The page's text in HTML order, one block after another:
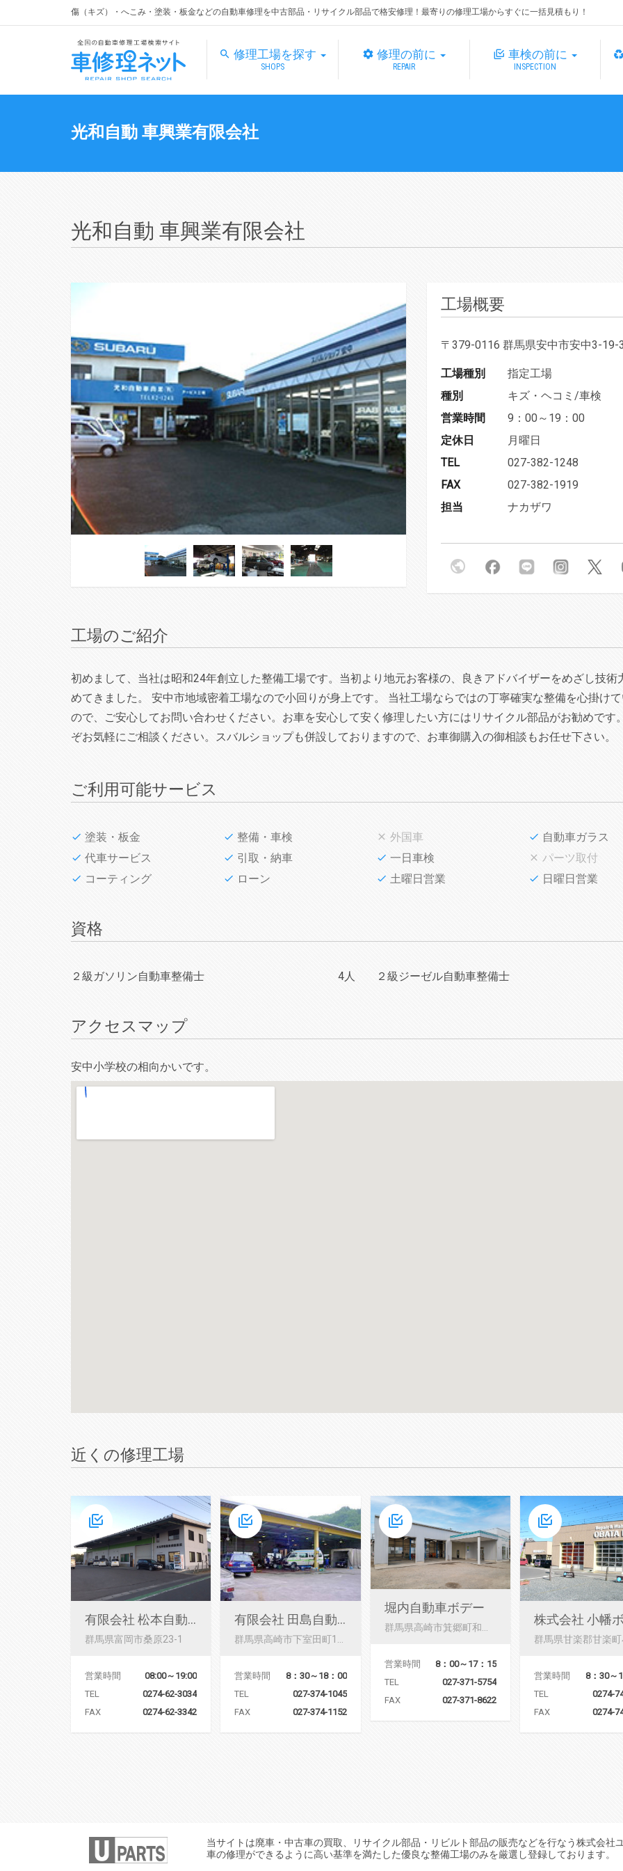
傷（キズ）・へこみ・塗装・板金などの自動車修理を中古部品・リサイクル部品で格安修理！最寄りの修理工場からすぐに一括見積もり！
修理工場を探す
SHOPS
修理の前に
REPAIR
車検の前に
INSPECTION
光和自動 車興業有限会社
光和自動 車興業有限会社
工場概要
〒379-0116 群馬県安中市安中3-19-
工場種別
指定工場
種別
キズ・ヘコミ/車検
営業時間
9：00～19：00
定休日
月曜日
TEL
027-382-1248
FAX
027-382-1919
担当
ナカザワ
工場のご紹介
初めまして、当社は昭和24年創立した整備工場です。当初より地元お客様の、良きアドバイザーをめざし技術
めてきました。 安中市地域密着工場なので小回りが身上です。 当社工場ならではの丁寧確実な整備を心掛け
ので、ご安心してお問い合わせください。お車を安心して安く修理したい方にはリサイクル部品がお勧めです
ぞお気軽にご相談ください。スバルショップも併設しておりますので、お車御購入の御相談もお任せ下さい。
ご利用可能サービス
塗装・板金 整備・車検 外国車
自動車ガラス
代車サービス
引取・納車 一日車検
パーツ取付
コーティング
ローン 土曜日営業 日曜日営業
資格
２級ガソリン自動車整備士 4人 ２級ジーゼル自動車整備士
アクセスマップ
安中小学校の相向かいです。
近くの修理工場
有限会社 松本自動車鈑金塗装
群馬県富岡市桑原23-1
営業時間
08:00～19:00
TEL
0274-62-3034
FAX
0274-62-3342
有限会社 田島自動車
営業時間
8：30～18：00
TEL
027-374-1045
FAX
027-374-1152
堀内自動車ボデー
群馬県高崎市箕郷町和田山116-5
営業時間
8：00～17：15
TEL
027-371-5754
FAX
027-371-8622
営業時間
8：30～
TEL
0274-
FAX
0274-
当サイトは廃車・中古車の買取、リサイクル部品・リビルト部品の販売などを行なう株式会
車の修理ができるように高い基準を満たした優良な整備工場のみを厳選し登録しております。